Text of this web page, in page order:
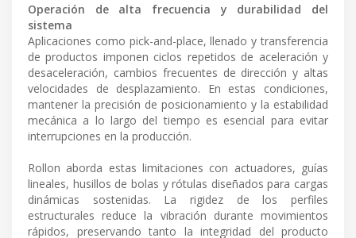
Operación de alta frecuencia y durabilidad del
sistema
Aplicaciones como pick-and-place, llenado y transferencia
de productos imponen ciclos repetidos de aceleración y
desaceleración, cambios frecuentes de dirección y altas
velocidades de desplazamiento. En estas condiciones,
mantener la precisión de posicionamiento y la estabilidad
mecánica a lo largo del tiempo es esencial para evitar
interrupciones en la producción.
Rollon aborda estas limitaciones con actuadores, guías
lineales, husillos de bolas y rótulas diseñados para cargas
dinámicas sostenidas. La rigidez de los perfiles
estructurales reduce la vibración durante movimientos
rápidos, preservando tanto la integridad del producto